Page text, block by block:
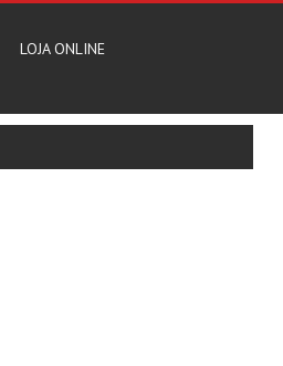
LOJA ONLINE